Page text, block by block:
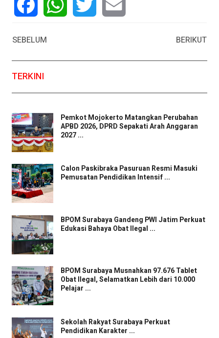
SEBELUM
BERIKUT
TERKINI
Pemkot Mojokerto Matangkan Perubahan
APBD 2026, DPRD Sepakati Arah Anggaran
2027 ...
Calon Paskibraka Pasuruan Resmi Masuki
Pemusatan Pendidikan Intensif ...
BPOM Surabaya Gandeng PWI Jatim Perkuat
Edukasi Bahaya Obat Ilegal ...
BPOM Surabaya Musnahkan 97.676 Tablet
Obat Ilegal, Selamatkan Lebih dari 10.000
Pelajar ...
Sekolah Rakyat Surabaya Perkuat
Pendidikan Karakter ...